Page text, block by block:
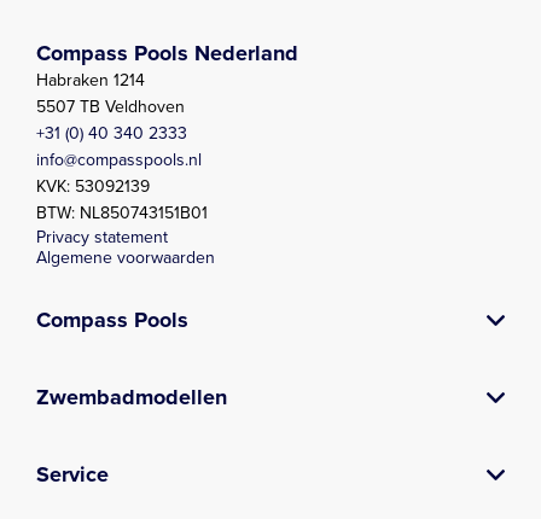
Compass Pools Nederland
Habraken 1214
5507 TB Veldhoven
+31 (0) 40 340 2333
info@compasspools.nl
KVK: 53092139
BTW: NL850743151B01
Privacy statement
Algemene voorwaarden
Compass Pools
Zwembadmodellen
Service